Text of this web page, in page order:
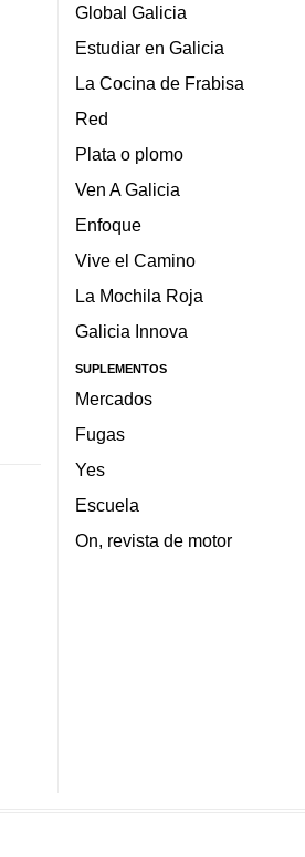
Global Galicia
Estudiar en Galicia
La Cocina de Frabisa
Red
Plata o plomo
Ven A Galicia
Enfoque
Vive el Camino
La Mochila Roja
Galicia Innova
SUPLEMENTOS
Mercados
Fugas
Yes
Escuela
On, revista de motor